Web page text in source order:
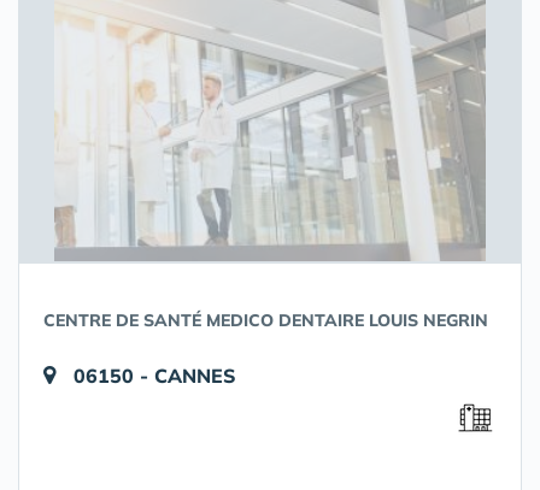
CENTRE DE SANTÉ MEDICO DENTAIRE LOUIS NEGRIN
06150 - CANNES